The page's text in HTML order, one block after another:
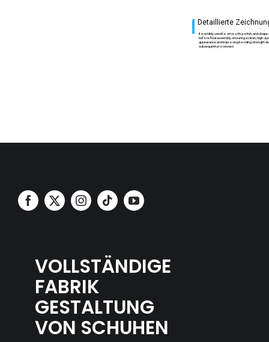
Detaillierte
It is widely used to smooth, polish, and shape
before final assembly, ensuring a clean, high-
appearance and improving bonding strength
subsequent processes.
VOLLSTÄNDIGE
FABRIK
GESTALTUNG
VON SCHUHEN